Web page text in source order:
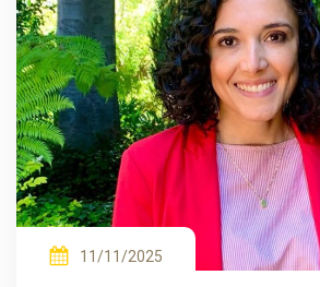
11/11/2025